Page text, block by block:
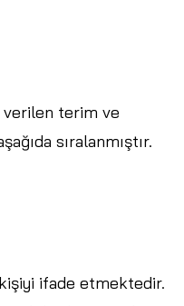
verilen terim ve
sıralanmıştır.
ifade etmektedir.